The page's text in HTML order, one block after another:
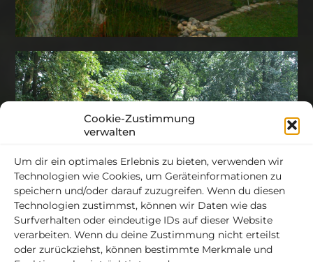
Cookie-Zustimmung
verwalten
Um dir ein optimales Erlebnis zu bieten, verwenden wir
Technologien wie Cookies, um Geräteinformationen zu
speichern und/oder darauf zuzugreifen. Wenn du diesen
Technologien zustimmst, können wir Daten wie das
Surfverhalten oder eindeutige IDs auf dieser Website
verarbeiten. Wenn du deine Zustimmung nicht erteilst
oder zurückziehst, können bestimmte Merkmale und